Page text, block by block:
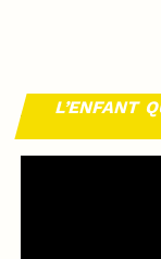
L’ENFANT